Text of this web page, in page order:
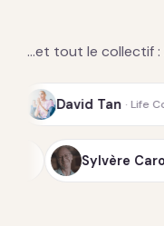
…et tout le collectif :
· Life Coach · Ostéopath…
Fondateur du Laboratoi…